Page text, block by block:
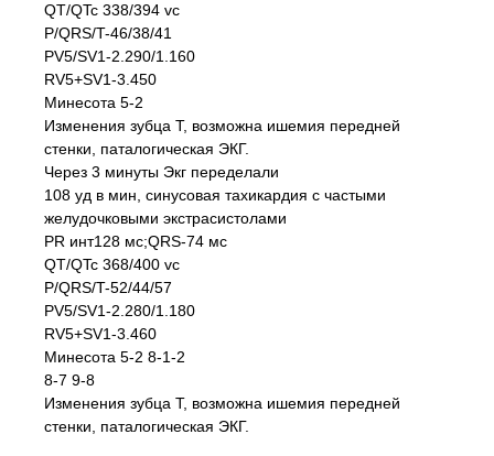
QT/QTc 338/394 vc
P/QRS/T-46/38/41
PV5/SV1-2.290/1.160
RV5+SV1-3.450
Минесота 5-2
Изменения зубца Т, возможна ишемия передней
стенки, паталогическая ЭКГ.
Через 3 минуты Экг переделали
108 уд в мин, синусовая тахикардия с частыми
желудочковыми экстрасистолами
PR инт128 мс;QRS-74 мс
QT/QTc 368/400 vc
P/QRS/T-52/44/57
PV5/SV1-2.280/1.180
RV5+SV1-3.460
Минесота 5-2 8-1-2
8-7 9-8
Изменения зубца Т, возможна ишемия передней
стенки, паталогическая ЭКГ.